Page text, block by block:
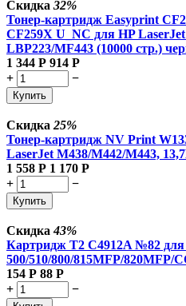
Скидка 32%
Тонер-картридж Easyprint
CF259X U_NC для HP
LBP223/MF443 (10000 стр.)
1 344 Р 914 Р
+
−
Купить
Скидка 25%
Тонер-картридж NV Print
LaserJet M438/M442/M443,
1 558 Р 1 170 Р
+
−
Купить
Скидка43%
Картридж T2 C4912A №82 для
500/510/800/815MFP/820MFP/
154 Р 88 Р
+
−